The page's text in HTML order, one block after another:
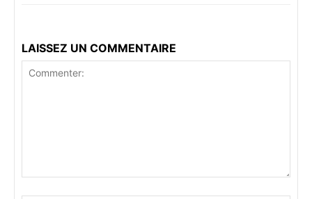
LAISSEZ UN COMMENTAIRE